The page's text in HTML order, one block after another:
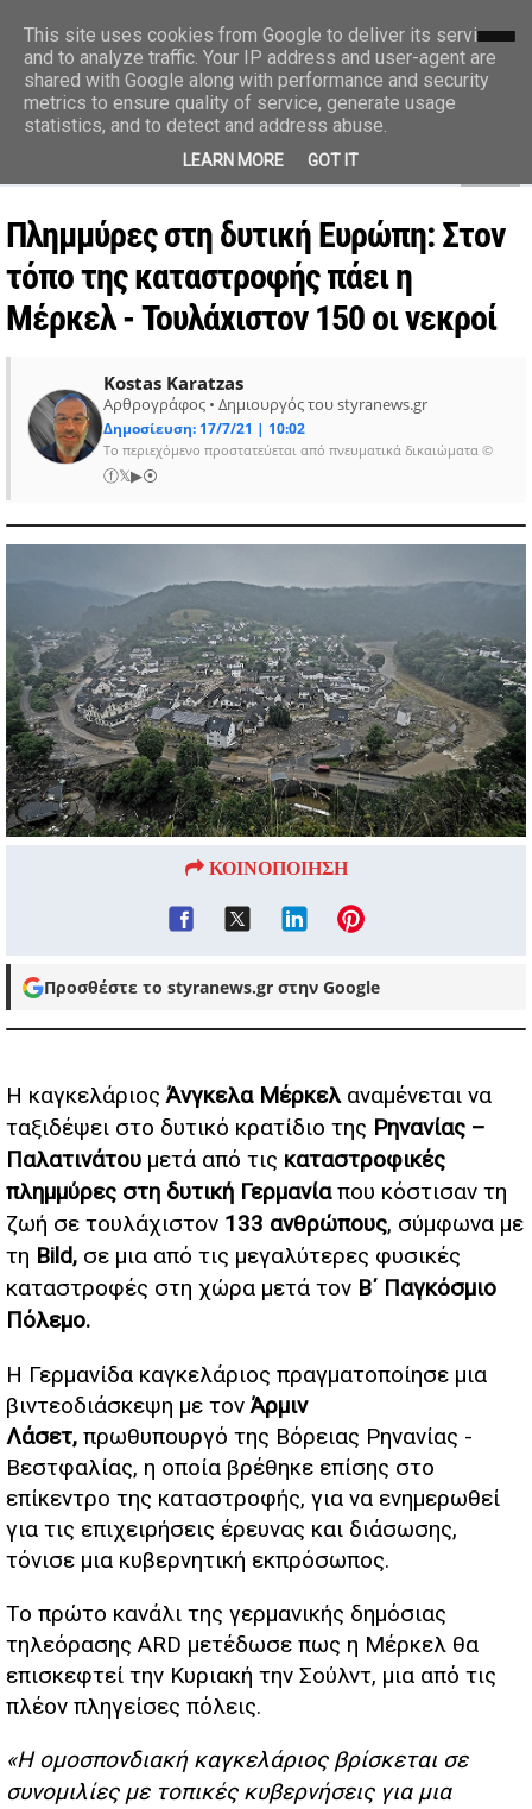
styranews.gr
Ειδήσεις-Γεγονότα-Επικαιρότητα
Πλημμύρες στη δυτική Ευρώπη: Στον
τόπο της καταστροφής πάει η
Μέρκελ - Τουλάχιστον 150 οι νεκροί
Kostas Karatzas
Αρθρογράφος • Δημιουργός του styranews.gr
Δημοσίευση: 17/7/21 | 10:02
Το περιεχόμενο προστατεύεται από πνευματικά δικαιώματα ©
ⓕ𝕏▶⦿
ΚΟΙΝΟΠΟΙΗΣΗ
Προσθέστε το styranews.gr στην Google
Η καγκελάριοςΆνγκελα Μέρκελαναμένεται να
ταξιδέψει στο δυτικό κρατίδιο της Ρηνανίας –
Παλατινάτου μετά από τις καταστροφικές
πλημμύρες στη δυτική Γερμανίαπου κόστισαν τη
ζωή σε τουλάχιστον 133 ανθρώπους, σύμφωνα με
τη Bild, σε μια από τις μεγαλύτερες φυσικές
καταστροφές στη χώρα μετά τον Β΄ Παγκόσμιο
Πόλεμο.
Η Γερμανίδα καγκελάριος πραγματοποίησε μια
βιντεοδιάσκεψη με τονΆρμιν
Λάσετ, πρωθυπουργό της Βόρειας Ρηνανίας -
Βεστφαλίας, η οποία βρέθηκε επίσης στο
επίκεντρο της καταστροφής, για να ενημερωθεί
για τις επιχειρήσεις έρευνας και διάσωσης,
τόνισε μια κυβερνητική εκπρόσωπος.
Το πρώτο κανάλι της γερμανικής δημόσιας
τηλεόρασης ARD μετέδωσε πως η Μέρκελ θα
επισκεφτεί την Κυριακή την Σούλντ, μια από τις
πλέον πληγείσες πόλεις.
«Η ομοσπονδιακή καγκελάριος βρίσκεται σε
συνομιλίες με τοπικές κυβερνήσεις για μια
This site uses cookies from Google to deliver its services
and to analyze traffic. Your IP address and user-agent are
shared with Google along with performance and security
metrics to ensure quality of service, generate usage
statistics, and to detect and address abuse.
LEARN MORE GOT IT